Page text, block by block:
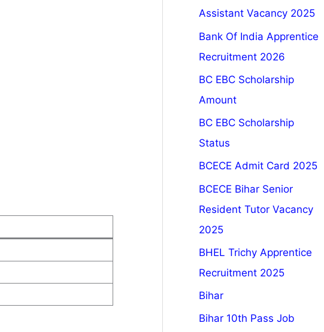
Assistant Vacancy 2025
Bank Of India Apprentice
Recruitment 2026
BC EBC Scholarship
Amount
BC EBC Scholarship
Status
BCECE Admit Card 2025
BCECE Bihar Senior
Resident Tutor Vacancy
2025
BHEL Trichy Apprentice
Recruitment 2025
Bihar
Bihar 10th Pass Job